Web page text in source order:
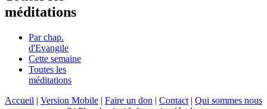
méditations
Par chap.
d'Evangile
Cette semaine
Toutes les
méditations
Accueil | Version Mobile | Faire un don | Contact | Qui sommes nous